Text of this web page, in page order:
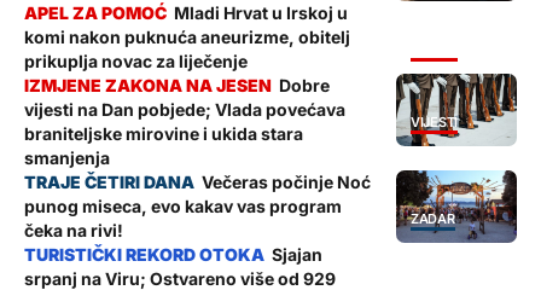
Mladi Hrvat u Irskoj u
komi nakon puknuća aneurizme, obitelj
prikuplja novac za liječenje
VIJESTI
Dobre
vijesti na Dan pobjede; Vlada povećava
braniteljske mirovine i ukida stara
smanjenja
ZADAR
Večeras počinje Noć
punog miseca, evo kakav vas program
čeka na rivi!
Sjajan
srpanj na Viru; Ostvareno više od 929